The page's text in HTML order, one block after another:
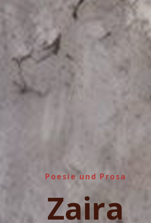
Poesie und Prosa
Zaira